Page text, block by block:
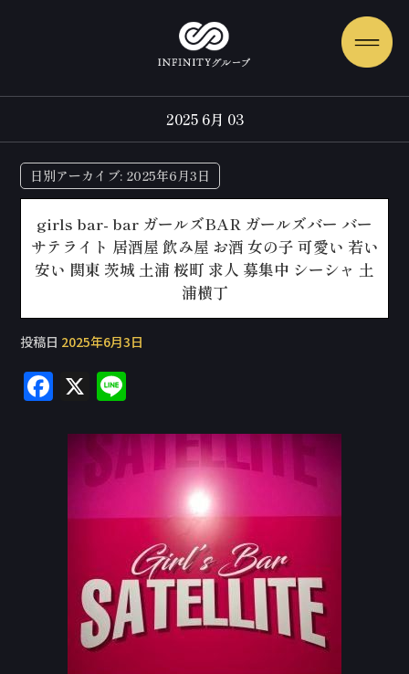
2025 6月 03
日別アーカイブ: 2025年6月3日
girls bar- bar ガールズBAR ガールズバー バー
サテライト 居酒屋 飲み屋 お酒 女の子 可愛い 若い
安い 関東 茨城 土浦 桜町 求人 募集中 シーシャ 土
浦横丁
投稿日 2025年6月3日
F
c
e
o
X
e